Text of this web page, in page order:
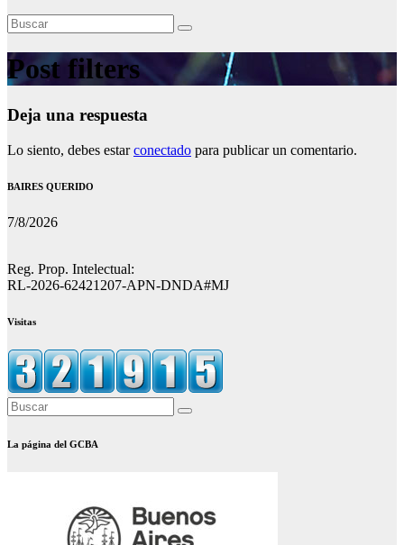
Post filters
Deja una respuesta
Lo siento, debes estarconectado para publicar un comentario.
BAIRES QUERIDO
7/8/2026
Reg. Prop. Intelectual:
RL-2026-62421207-APN-DNDA#MJ
Visitas
La página del GCBA